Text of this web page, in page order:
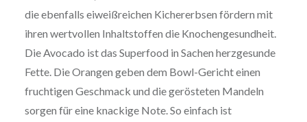
die ebenfalls eiweißreichen Kichererbsen fördern mit
ihren wertvollen Inhaltstoffen die Knochengesundheit.
Die Avocado ist das Superfood in Sachen herzgesunde
Fette. Die Orangen geben dem Bowl-Gericht einen
fruchtigen Geschmack und die gerösteten Mandeln
sorgen für eine knackige Note. So einfach ist